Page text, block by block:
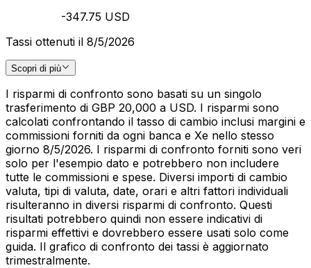
-347.75 USD
Tassi ottenuti il 8/5/2026
Scopri di più
I risparmi di confronto sono basati su un singolo
trasferimento di GBP 20,000 a USD. I risparmi sono
calcolati confrontando il tasso di cambio inclusi margini e
commissioni forniti da ogni banca e Xe nello stesso
giorno 8/5/2026. I risparmi di confronto forniti sono veri
solo per l'esempio dato e potrebbero non includere
tutte le commissioni e spese. Diversi importi di cambio
valuta, tipi di valuta, date, orari e altri fattori individuali
risulteranno in diversi risparmi di confronto. Questi
risultati potrebbero quindi non essere indicativi di
risparmi effettivi e dovrebbero essere usati solo come
guida. Il grafico di confronto dei tassi è aggiornato
trimestralmente.